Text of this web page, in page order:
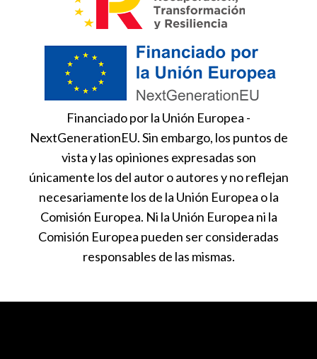
Financiado por la Unión Europea -
NextGenerationEU. Sin embargo, los puntos de
vista y las opiniones expresadas son
únicamente los del autor o autores y no reflejan
necesariamente los de la Unión Europea o la
Comisión Europea. Ni la Unión Europea ni la
Comisión Europea pueden ser consideradas
responsables de las mismas.